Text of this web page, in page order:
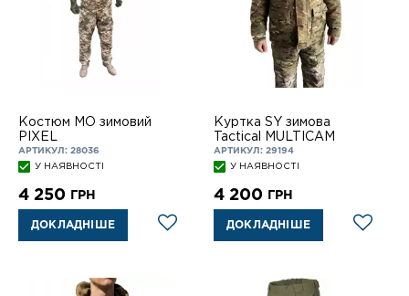
Костюм MO зимовий
PIXEL
АРТИКУЛ: 28036
У НАЯВНОСТІ
4 250 ГРН
ДОКЛАДНІШЕ
Куртка SY зимова
Tactical MULTICAM
АРТИКУЛ: 29194
У НАЯВНОСТІ
4 200 ГРН
ДОКЛАДНІШЕ